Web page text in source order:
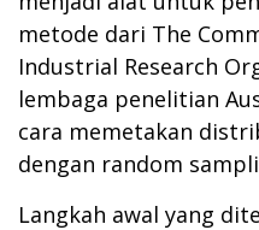
metode dari The
Industrial Research
lembaga penelitian
cara memetakan
dengan random
Langkah awal yang